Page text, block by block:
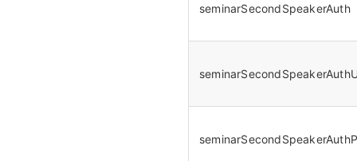
seminarSecondSpeakerAuth